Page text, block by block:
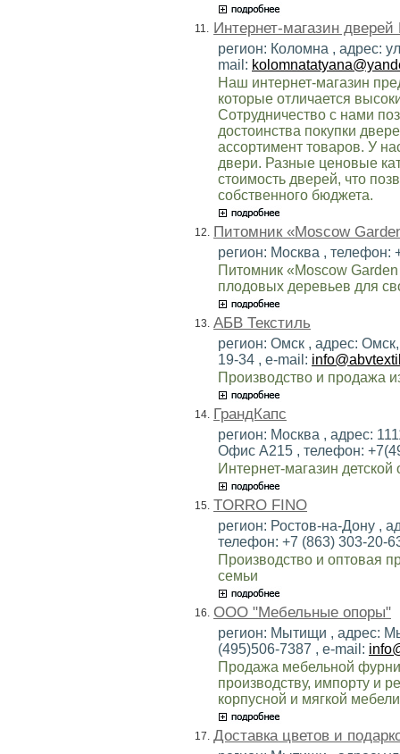
11. Интернет-магазин дверей
регион: Коломна , адрес:
mail:
Наш интернет-магазин
которые отличается
Сотрудничество с нами
достоинства покупки
ассортимент товаров. У
двери. Разные ценовые
стоимость дверей, что
собственного бюджета.
12. Питомник «Moscow
регион: Москва , телефон:
Питомник «Moscow
плодовых деревьев для
13. АБВ Текстиль
регион: Омск , адрес:
19-34 , e-mail:
Производство и продажа
14. ГрандКапс
регион: Москва , адрес:
Офис А215 , телефон:
Интернет-магазин
15. TORRO FINO
регион: Ростов-на-Дону ,
телефон: +7 (863) 303-20-
Производство и оптовая
семьи
16. ООО "Мебельные опоры"
регион: Мытищи , адрес:
(495)506-7387 , e-mail:
Продажа мебельной
производству, импорту и
корпусной и мягкой мебели
17. Доставка цветов и